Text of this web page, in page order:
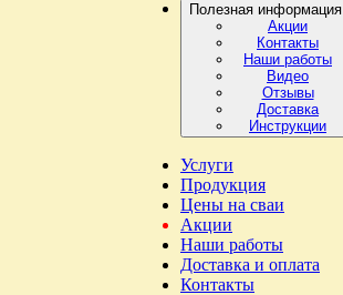
Полезная информация
Акции
Контакты
Наши работы
Видео
Отзывы
Доставка
Инструкции
Услуги
Продукция
Цены на сваи
Акции
Наши работы
Доставка и оплата
Контакты